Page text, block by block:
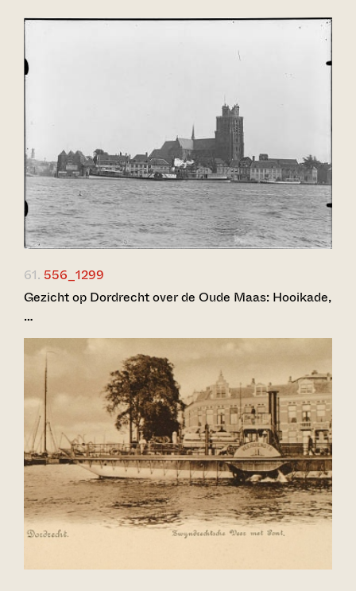
61. 556_1299
Gezicht op Dordrecht over de Oude Maas: Hooikade,
…